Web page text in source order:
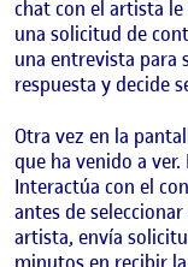
chat con el artista
una solicitud de
una entrevista para
respuesta y decide
Otra vez en la
que ha venido a
Interactúa con el
antes de
artista, envía